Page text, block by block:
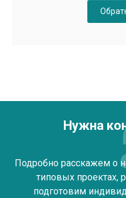
Нужна
Подробно расскажем о
типовых проектах,
подготовим